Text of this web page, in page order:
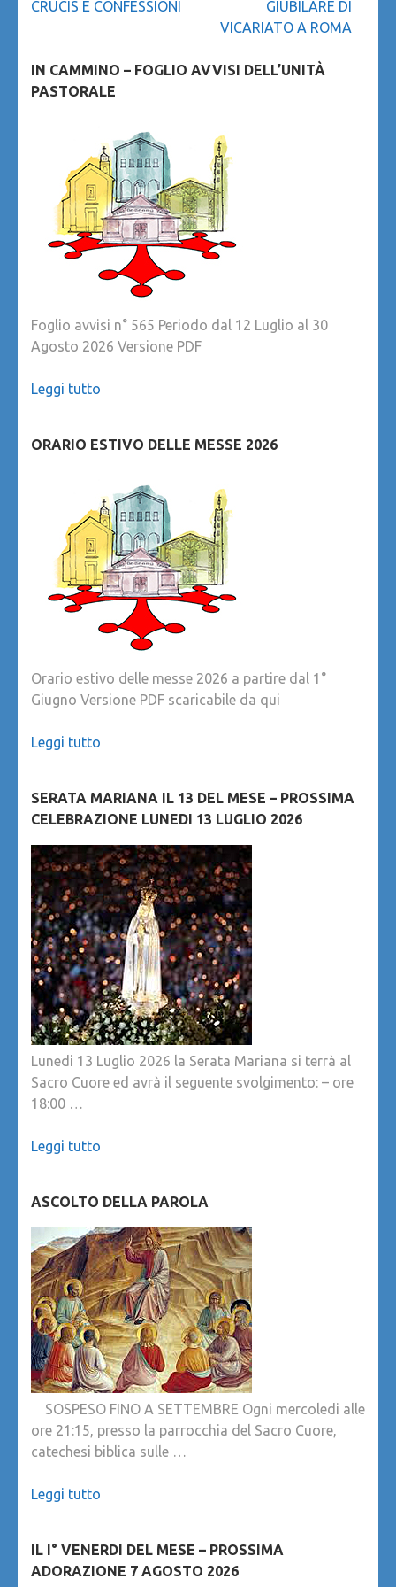
articoli
CRUCIS E CONFESSIONI
GIUBILARE DI
VICARIATO A ROMA
IN CAMMINO – FOGLIO AVVISI DELL’UNITÀ
PASTORALE
Foglio avvisi n° 565 Periodo dal 12 Luglio al 30
Agosto 2026 Versione PDF
Leggi tutto
ORARIO ESTIVO DELLE MESSE 2026
Orario estivo delle messe 2026 a partire dal 1°
Giugno Versione PDF scaricabile da qui
Leggi tutto
SERATA MARIANA IL 13 DEL MESE – PROSSIMA
CELEBRAZIONE LUNEDI 13 LUGLIO 2026
Lunedi 13 Luglio 2026 la Serata Mariana si terrà al
Sacro Cuore ed avrà il seguente svolgimento: – ore
18:00 …
Leggi tutto
ASCOLTO DELLA PAROLA
SOSPESO FINO A SETTEMBRE Ogni mercoledi alle
ore 21:15, presso la parrocchia del Sacro Cuore,
catechesi biblica sulle …
Leggi tutto
IL I° VENERDI DEL MESE – PROSSIMA
ADORAZIONE 7 AGOSTO 2026